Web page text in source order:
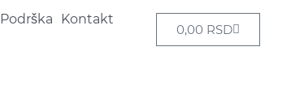
Podrška Kontakt
0,00 RSDCart